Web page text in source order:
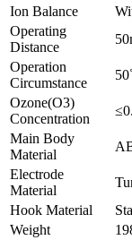
Ion Balance
Operating
Distance
Operation
Circumstance
Ozone(O3)
Concentration
Main Body
Material
Electrode
Material
Hook Material
Weight